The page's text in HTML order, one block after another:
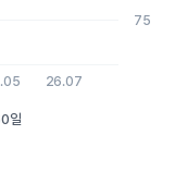
일
26.07
75